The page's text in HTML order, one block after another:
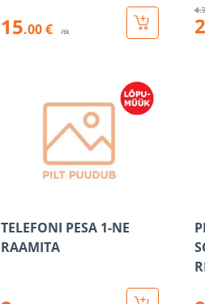
15.00 € /tk
4
2
TELEFONI PESA 1-NE
RAAMITA